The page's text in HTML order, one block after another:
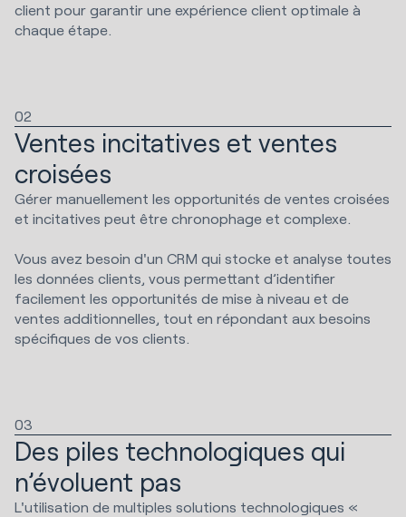
client pour garantir une expérience client optimale à
chaque étape.
02
Ventes incitatives et ventes
croisées
Gérer manuellement les opportunités de ventes croisées
et incitatives peut être chronophage et complexe.
Vous avez besoin d'un CRM qui stocke et analyse toutes
les données clients, vous permettant d’identifier
facilement les opportunités de mise à niveau et de
ventes additionnelles, tout en répondant aux besoins
spécifiques de vos clients.
03
Des piles technologiques qui
n’évoluent pas
L'utilisation de multiples solutions technologiques «